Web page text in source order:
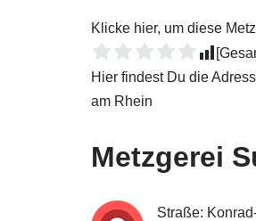
Klicke hier, um diese
Hier findest Du die
am Rhein
Metzgerei
Straße: